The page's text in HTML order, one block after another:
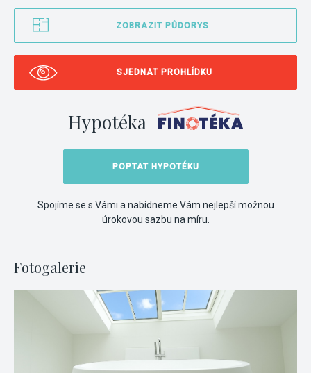
ZOBRAZIT PŮDORYS
SJEDNAT PROHLÍDKU
Hypotéka
POPTAT HYPOTÉKU
Spojíme se s Vámi a nabídneme Vám nejlepší možnou
úrokovou sazbu na míru.
Fotogalerie